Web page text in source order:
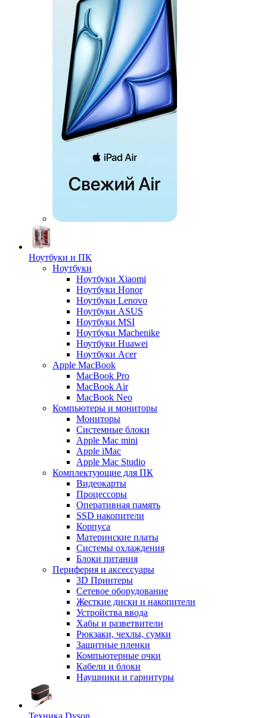
Ноутбуки и ПК
Ноутбуки
Ноутбуки Xiaomi
Ноутбуки Honor
Ноутбуки Lenovo
Ноутбуки ASUS
Ноутбуки MSI
Ноутбуки Machenike
Ноутбуки Huawei
Ноутбуки Acer
Apple MacBook
MacBook Pro
MacBook Air
MacBook Neo
Компьютеры и мониторы
Мониторы
Системные блоки
Apple Mac mini
Apple iMac
Apple Mac Studio
Комплектующие для ПК
Видеокарты
Процессоры
Оперативная память
SSD накопители
Корпуса
Материнские платы
Системы охлаждения
Блоки питания
Периферия и аксессуары
3D Принтеры
Сетевое оборудование
Жесткие диски и накопители
Устройства ввода
Хабы и разветвители
Рюкзаки, чехлы, сумки
Защитные пленки
Компьютерные очки
Кабели и блоки
Наушники и гарнитуры
Техника Dyson